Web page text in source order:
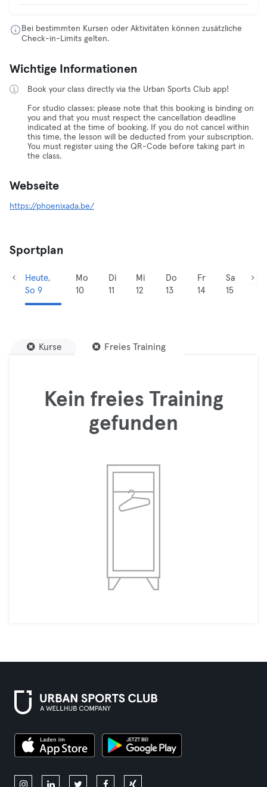
Bei bestimmten Kursen oder Aktivitäten können zusätzliche
Check-in-Limits gelten.
Wichtige Informationen
Book your class directly via the Urban Sports Club app!
For studio classes: please note that this booking is binding on
you and that you must respect the cancellation deadline
indicated at the time of booking. If you do not cancel within
this time, the lesson will be deducted from your subscription.
You must register using the QR-Code before taking part in
the class.
Webseite
https://phoenixada.be/
Sportplan
Heute,
So 9
Mo
10
Di
11
Mi
12
Do
13
Fr
14
Sa
15
Kurse Freies Training
Kein freies Training
gefunden